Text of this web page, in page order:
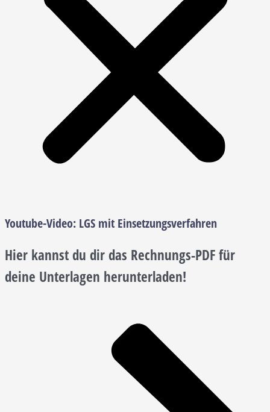
Youtube-Video: LGS mit Einsetzungsverfahren
Hier kannst du dir das Rechnungs-PDF für
deine Unterlagen herunterladen!